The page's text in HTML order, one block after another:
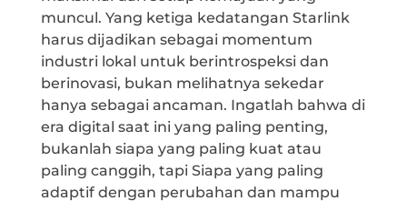
muncul. Yang ketiga kedatangan Starlink
harus dijadikan sebagai momentum
industri lokal untuk berintrospeksi dan
berinovasi, bukan melihatnya sekedar
hanya sebagai ancaman. Ingatlah bahwa di
era digital saat ini yang paling penting,
bukanlah siapa yang paling kuat atau
paling canggih, tapi Siapa yang paling
adaptif dengan perubahan dan mampu